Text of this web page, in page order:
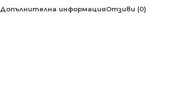
Допълнителна информацияОтзиви (0)